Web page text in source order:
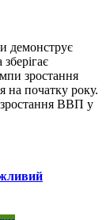
демонструє
зростання
на початку року.
ВВП у